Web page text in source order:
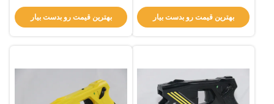
خروجی 55 کیلوولت برای اجرای
قانون
بهترین قیمت رو بدست بیار
ضد آب و ولتاژ خروجی 50 کیلوولت
برای اجرای قانون
بهترین قیمت رو بدست بیار